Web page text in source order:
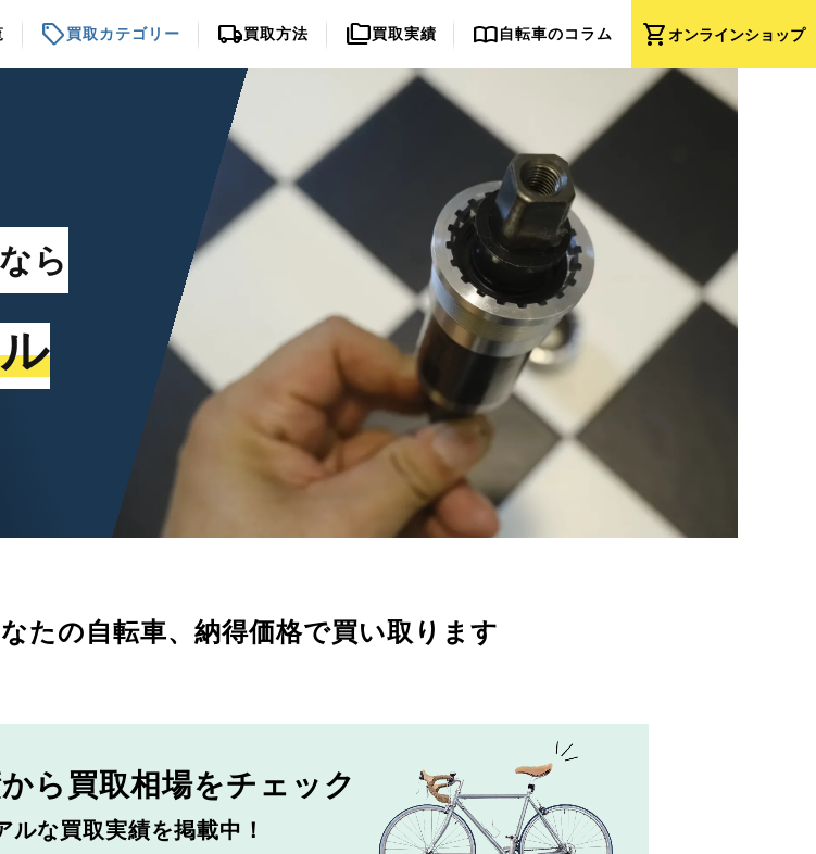
shopping_cartオンラインショップ
sell買取カテゴリー local_shipping買取方法 folder_copy買取実績 import_contacts自転車のコラム
なら
たの自転車、 納得価格で買い取ります
ら 買取相場をチェック
ルな買取実績を掲載中！